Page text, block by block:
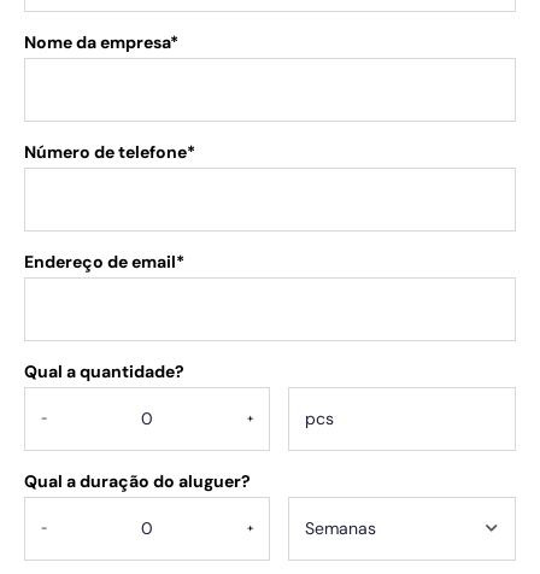
Nome da empresa*
Número de telefone*
Endereço de email*
Qual a quantidade?
- +
Qual a duração do aluguer?
- +